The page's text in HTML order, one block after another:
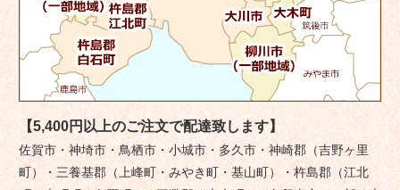
【5,400円以上のご注文で配達致します】
佐賀市・神埼市・鳥栖市・小城市・多久市・神崎郡（吉野ヶ里
町）・三養基郡（上峰町・みやき町・基山町）・杵島郡（江北